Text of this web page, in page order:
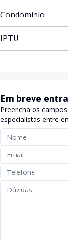
Condomínio
IPTU
Em breve
contato
Preencha os
especialistas entre